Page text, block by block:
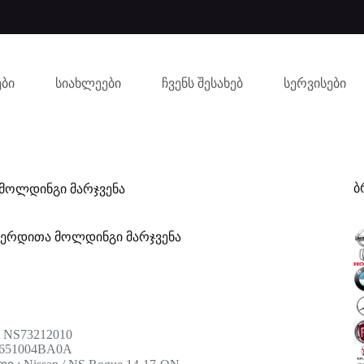
სიახლეები ჩვენს შესახებ სერვისები
მარჯვენა
მოლდინგი მარჯვენა